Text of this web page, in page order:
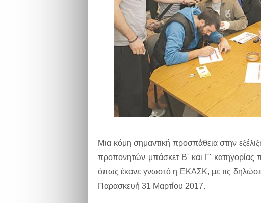
Μια κόμη σημαντική προσπάθεια στην
προπονητών μπάσκετ Β' και Γ' κατηγορίας
όπως έκανε γνωστό η ΕΚΑΣΚ, με τις
Παρασκευή 31 Μαρτίου 2017.